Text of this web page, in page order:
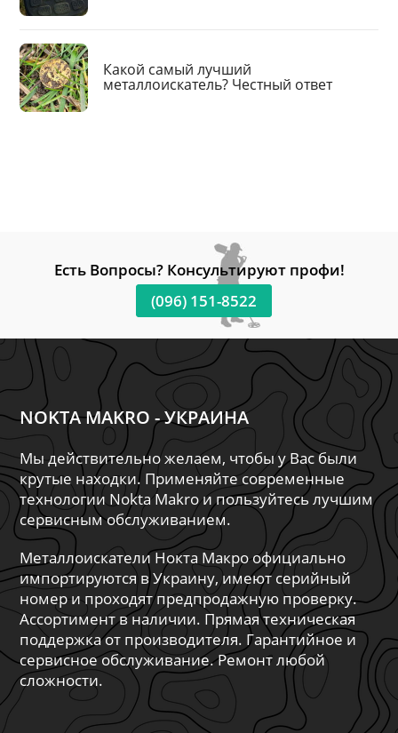
Какой самый лучший
металлоискатель? Честный ответ
Есть Вопросы? Консультируют профи!
(096) 151-8522
NOKTA MAKRO - УКРАИНА
Мы действительно желаем, чтобы у Вас были
крутые находки. Применяйте современные
технологии Nokta Makro и пользуйтесь лучшим
сервисным обслуживанием.
Металлоискатели Нокта Макро официально
импортируются в Украину, имеют серийный
номер и проходят предпродажную проверку.
Ассортимент в наличии. Прямая техническая
поддержка от производителя. Гарантийное и
сервисное обслуживание. Ремонт любой
сложности.